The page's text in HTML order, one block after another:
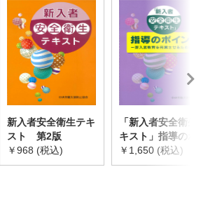
新入者安全衛生テキ
スト 第2版
￥968 (税込)
「新入者安全衛生テ
キスト」指導のポイ
ント 第2版
￥1,650 (税込)